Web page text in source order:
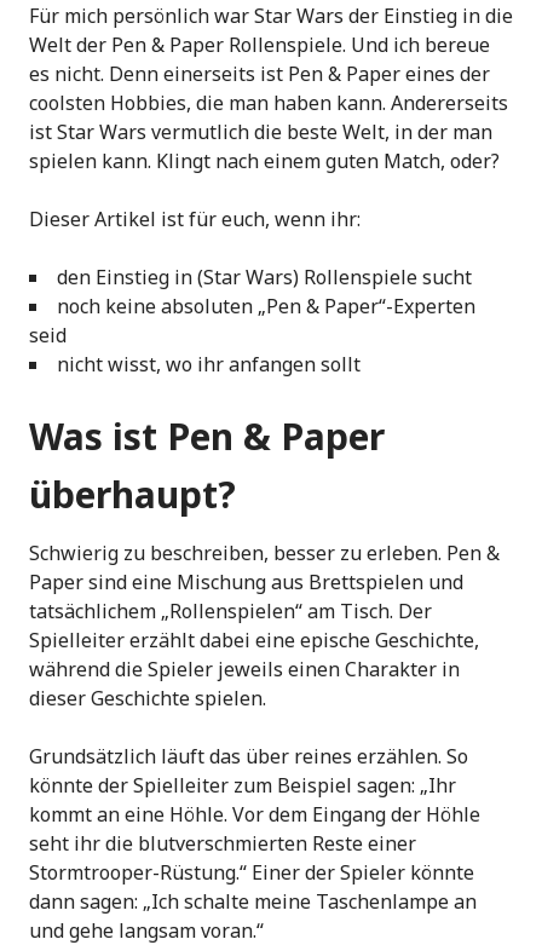
Für mich persönlich war Star Wars der Einstieg in die
Welt der Pen & Paper Rollenspiele. Und ich bereue
es nicht. Denn einerseits ist Pen & Paper eines der
coolsten Hobbies, die man haben kann. Andererseits
ist Star Wars vermutlich die beste Welt, in der man
spielen kann. Klingt nach einem guten Match, oder?
Dieser Artikel ist für euch, wenn ihr:
den Einstieg in (Star Wars) Rollenspiele sucht
noch keine absoluten „Pen & Paper“-Experten
seid
nicht wisst, wo ihr anfangen sollt
Was ist Pen & Paper
überhaupt?
Schwierig zu beschreiben, besser zu erleben. Pen &
Paper sind eine Mischung aus Brettspielen und
tatsächlichem „Rollenspielen“ am Tisch. Der
Spielleiter erzählt dabei eine epische Geschichte,
während die Spieler jeweils einen Charakter in
dieser Geschichte spielen.
Grundsätzlich läuft das über reines erzählen. So
könnte der Spielleiter zum Beispiel sagen: „Ihr
kommt an eine Höhle. Vor dem Eingang der Höhle
seht ihr die blutverschmierten Reste einer
Stormtrooper-Rüstung.“ Einer der Spieler könnte
dann sagen: „Ich schalte meine Taschenlampe an
und gehe langsam voran.“